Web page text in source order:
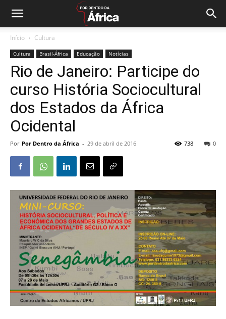
Início Cultura
Cultura Brasil-África Educação Notícias
Rio de Janeiro: Participe do
curso História Sociocultural
dos Estados da África
Ocidental
Por Por Dentro da África - 29 de abril de 2016 0
738